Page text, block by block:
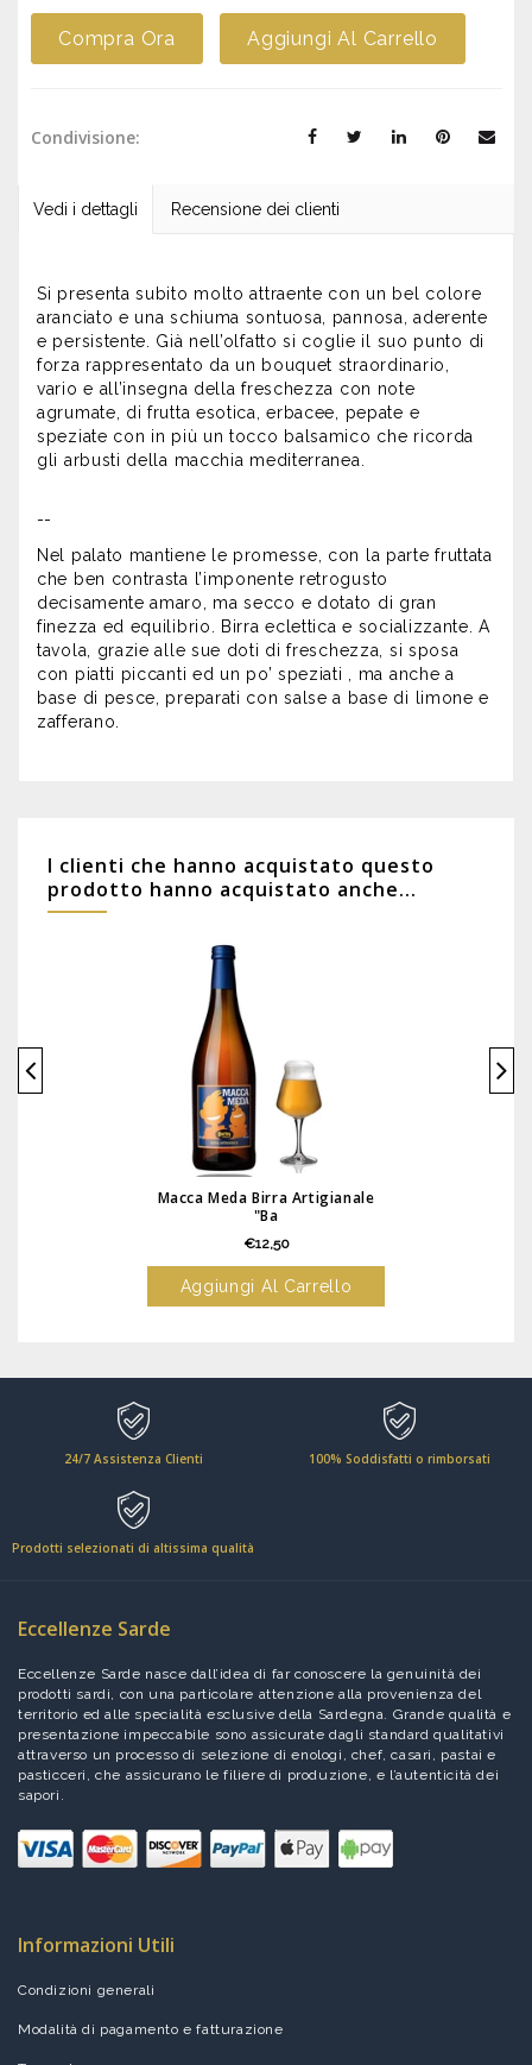
Compra Ora Aggiungi Al Carrello
Condivisione:
Vedi i dettagli Recensione dei clienti
Si presenta subito molto attraente con un bel colore
aranciato e una schiuma sontuosa, pannosa, aderente
e persistente. Già nell’olfatto si coglie il suo punto di
forza rappresentato da un bouquet straordinario,
vario e all’insegna della freschezza con note
agrumate, di frutta esotica, erbacee, pepate e
speziate con in più un tocco balsamico che ricorda
gli arbusti della macchia mediterranea.
--
Nel palato mantiene le promesse, con la parte fruttata
che ben contrasta l’imponente retrogusto
decisamente amaro, ma secco e dotato di gran
finezza ed equilibrio. Birra eclettica e socializzante. A
tavola, grazie alle sue doti di freschezza, si sposa
con piatti piccanti ed un po’ speziati , ma anche a
base di pesce, preparati con salse a base di limone e
zafferano.
I clienti che hanno acquistato questo
prodotto hanno acquistato anche...
Macca Meda Birra Artigianale
"Ba
€12,50
Aggiungi Al Carrello
24/7 Assistenza Clienti 100% Soddisfatti o rimborsati
Prodotti selezionati di altissima qualità
Eccellenze Sarde
Eccellenze Sarde nasce dall’idea di far conoscere la genuinità dei
prodotti sardi, con una particolare attenzione alla provenienza del
territorio ed alle specialità esclusive della Sardegna. Grande qualità e
presentazione impeccabile sono assicurate dagli standard qualitativi
attraverso un processo di selezione di enologi, chef, casari, pastai e
pasticceri, che assicurano le filiere di produzione, e l’autenticità dei
sapori.
Informazioni Utili
Condizioni generali
Modalità di pagamento e fatturazione